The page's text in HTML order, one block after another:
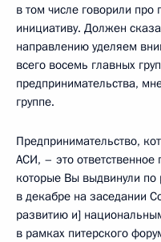
в том числе говорили
инициативу. Должен
направлению уделяем
всего восемь главных
предпринимательства,
группе.
Предпринимательство,
АСИ, – это ответственное
которые Вы выдвинули
в декабре на заседании
развитию и]
в рамках питерского